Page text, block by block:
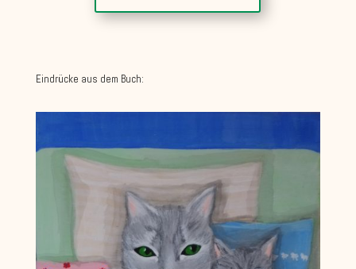
Eindrücke aus dem Buch: